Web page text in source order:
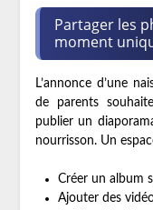
Partager les
moment
L’annonce d’une
de parents
publier un
nourrisson. Un
Créer un album
Ajouter des